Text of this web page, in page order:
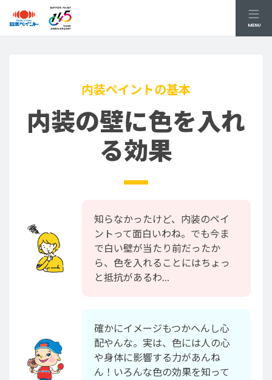
MENU
内装ペイントの基本
内装の壁に色を入れ
る効果
知らなかったけど、内装のペイ
ントって面白いわね。でも今ま
で白い壁が当たり前だったか
ら、色を入れることにはちょっ
と抵抗があるわ…
確かにイメージもつかへんし心
配やんな。実は、色には人の心
や身体に影響する力があんね
ん！いろんな色の効果を知って